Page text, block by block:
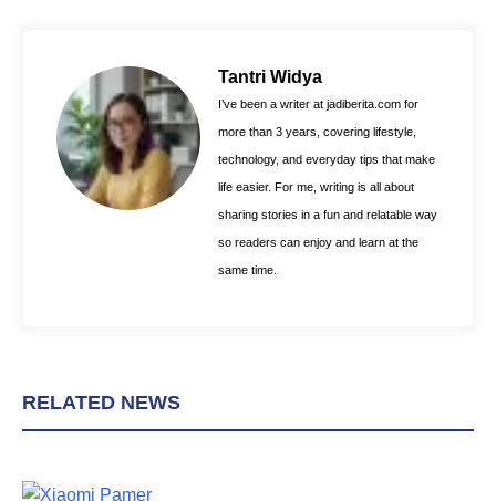
k
e
s
t
A
p
p
Tantri Widya
I’ve been a writer at jadiberita.com for
more than 3 years, covering lifestyle,
technology, and everyday tips that make
life easier. For me, writing is all about
sharing stories in a fun and relatable way
so readers can enjoy and learn at the
same time.
RELATED NEWS